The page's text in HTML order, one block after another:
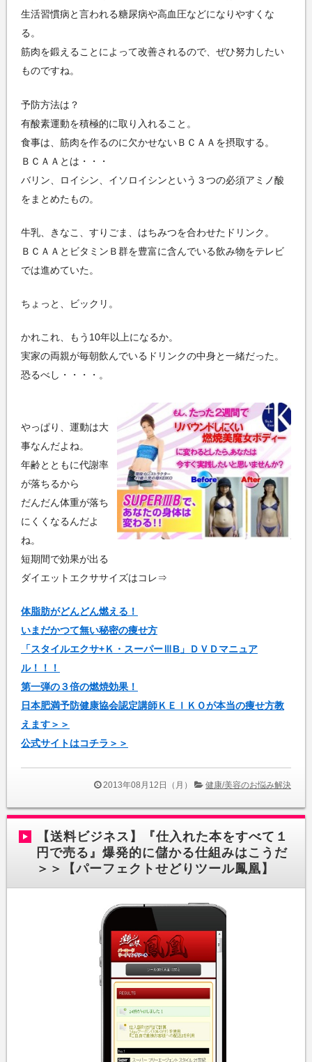
生活習慣病と言われる糖尿病や高血圧などになりやすくな
る。
筋肉を鍛えることによって改善されるので、ぜひ努力したい
ものですね。
予防方法は？
有酸素運動を積極的に取り入れること。
食事は、筋肉を作るのに欠かせないＢＣＡＡを摂取する。
ＢＣＡＡとは・・・
バリン、ロイシン、イソロイシンという３つの必須アミノ酸
をまとめたもの。
牛乳、きなこ、すりごま、はちみつを合わせたドリンク。
ＢＣＡＡとビタミンＢ群を豊富に含んでいる飲み物をテレビ
では進めていた。
ちょっと、ビックリ。
かれこれ、もう10年以上になるか。
実家の両親が毎朝飲んでいるドリンクの中身と一緒だった。
恐るべし・・・・。
やっぱり、運動は大
事なんだよね。
年齢とともに代謝率
が落ちるから
だんだん体重が落ち
にくくなるんだよ
ね。
短期間で効果が出る
ダイエットエクササイズはコレ⇒
体脂肪がどんどん燃える！
いまだかつて無い秘密の痩せ方
「スタイルエクサ+Ｋ・スーパーⅢB」ＤＶＤマニュア
ル！！！
第一弾の３倍の燃焼効果！
日本肥満予防健康協会認定講師ＫＥＩＫＯが本当の痩せ方教
えます＞＞
公式サイトはコチラ＞＞
2013年08月12日（月） 健康/美容のお悩み解決
【送料ビジネス】『仕入れた本をすべて１
円で売る』爆発的に儲かる仕組みはこうだ
＞＞【パーフェクトせどりツール鳳凰】